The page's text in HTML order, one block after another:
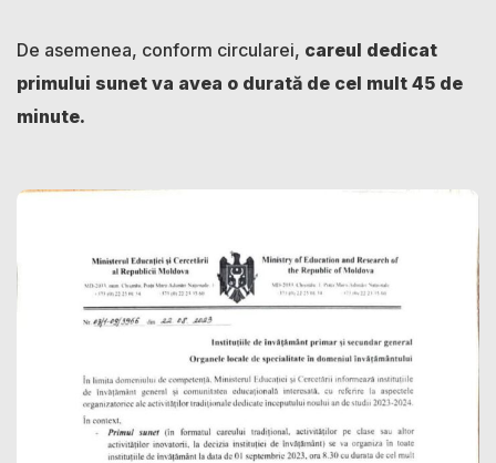
De asemenea, conform circularei, careul dedicat
primului sunet va avea o durată de cel mult 45 de
minute.